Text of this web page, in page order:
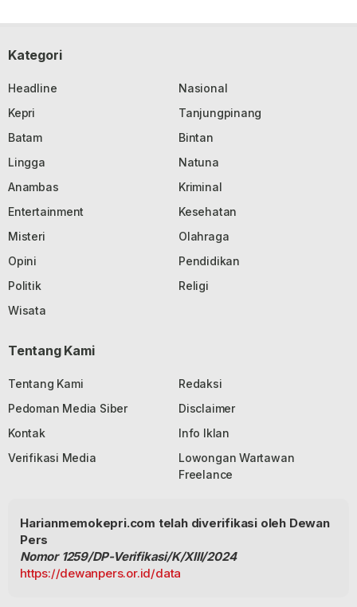
Kategori
Headline
Nasional
Kepri
Tanjungpinang
Batam
Bintan
Lingga
Natuna
Anambas
Kriminal
Entertainment
Kesehatan
Misteri
Olahraga
Opini
Pendidikan
Politik
Religi
Wisata
Tentang Kami
Tentang Kami
Redaksi
Pedoman Media Siber
Disclaimer
Kontak
Info Iklan
Verifikasi Media
Lowongan Wartawan
Freelance
Harianmemokepri.com telah diverifikasi oleh Dewan
Pers
Nomor 1259/DP-Verifikasi/K/XIII/2024
https://dewanpers.or.id/data